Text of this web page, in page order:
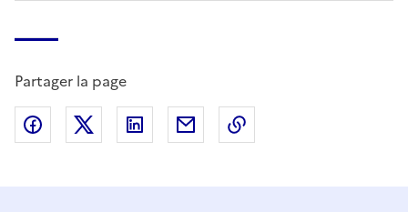
Partager la page
Partager sur Facebook
Partager sur X (anciennement Twitter)
Partager sur LinkedIn
Partager par email